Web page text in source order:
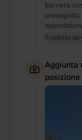
barriera
Tradotto da
Aggiunta
posizione